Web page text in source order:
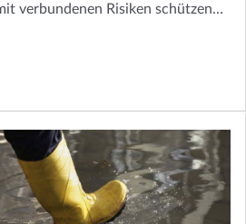
verbundenen Risiken schützen